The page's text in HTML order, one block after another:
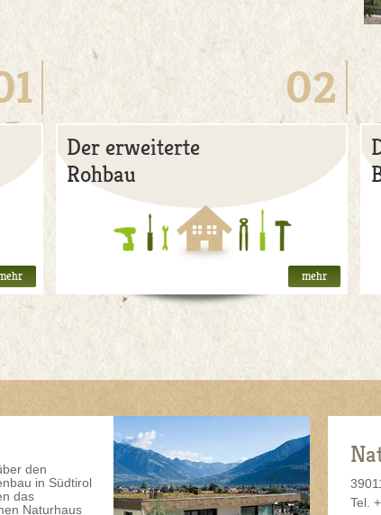
02
Der erweiterte
Rohbau
mehr
den
in Südtirol
das
Naturhaus
Tel.